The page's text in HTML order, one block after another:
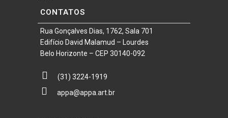
CONTATOS
Rua Gonçalves Dias, 1762, Sala 701
Edifício David Malamud – Lourdes
Belo Horizonte – CEP 30140-092
(31) 3224-1919
appa@appa.art.br